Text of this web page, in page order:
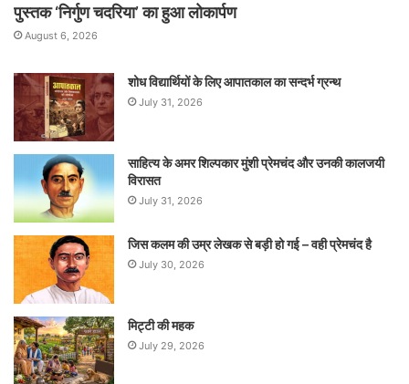
पुस्तक ‘निर्गुण चदरिया’ का हुआ लोकार्पण
August 6, 2026
शोध विद्यार्थियों के लिए आपातकाल का सन्दर्भ ग्रन्थ
July 31, 2026
साहित्य के अमर शिल्पकार मुंशी प्रेमचंद और उनकी कालजयी
विरासत
July 31, 2026
जिस कलम की उम्र लेखक से बड़ी हो गई – वही प्रेमचंद है
July 30, 2026
मिट्टी की महक
July 29, 2026